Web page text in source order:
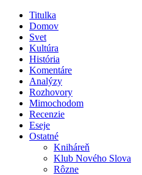
Titulka
Domov
Svet
Kultúra
História
Komentáre
Analýzy
Rozhovory
Mimochodom
Recenzie
Eseje
Ostatné
Kniháreň
Klub Nového Slova
Rôzne